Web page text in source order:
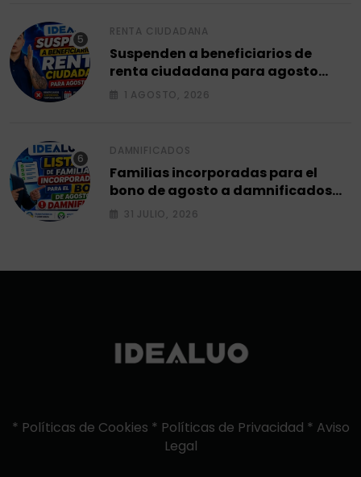
RENTA CIUDADANA
Suspenden a beneficiarios de
renta ciudadana para agosto
2026.
1 AGOSTO, 2026
DAMNIFICADOS
Familias incorporadas para el
bono de agosto a damnificados
2026.
31 JULIO, 2026
* Políticas de Cookies * Políticas de Privacidad * Aviso
Legal